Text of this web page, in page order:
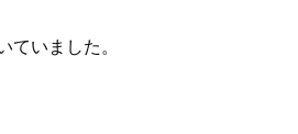
いました。